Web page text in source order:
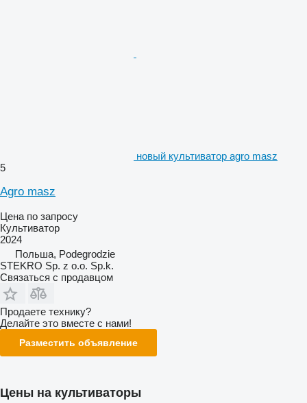
новый культиватор agro masz
5
Agro masz
Цена по запросу
Культиватор
2024
Польша, Podegrodzie
STEKRO Sp. z o.o. Sp.k.
Связаться с продавцом
Продаете технику?
Делайте это вместе с нами!
Разместить объявление
Цены на культиваторы